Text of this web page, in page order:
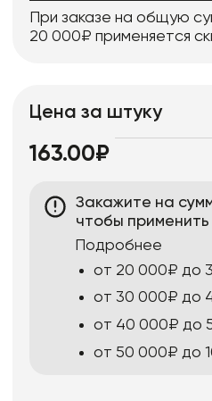
При заказе на общую
20 000₽ применяется
Цена за штуку
163.00₽
Закажите на
чтобы применить
Подробнее
от 20 000₽ до
от 30 000₽ до
от 40 000₽ до
от 50 000₽ до